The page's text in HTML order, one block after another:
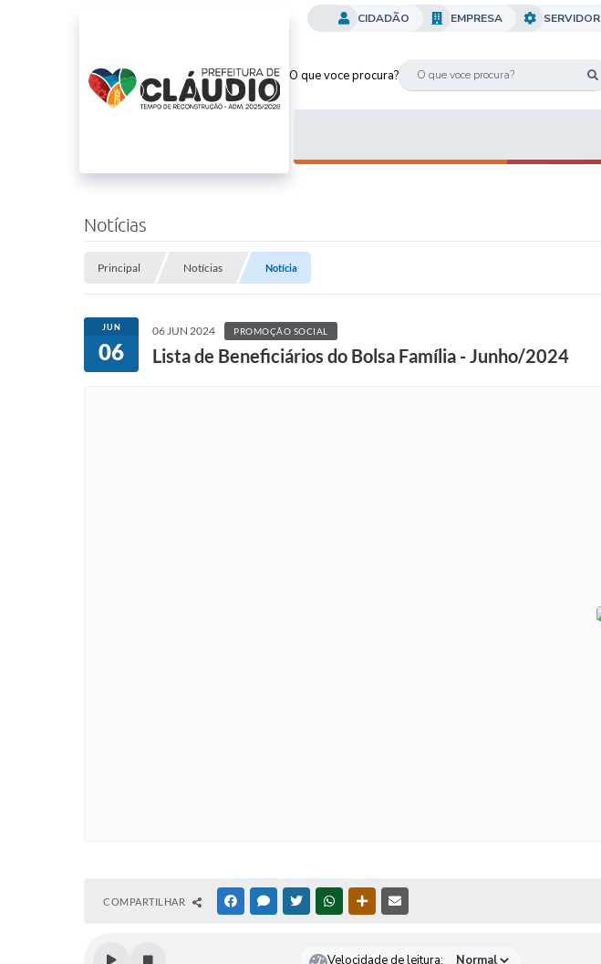
O que voce procura?
CIDADÃO EMPRESA SERVIDOR
Notícias
Principal Notícias Notícia
JUN
06
06 JUN 2024 PROMOÇÃO SOCIAL
Lista de Beneficiários do Bolsa Família - Junho/2024
COMPARTILHAR FACEBOOKMESSENGER
TWITTERWHATSAPPOUTRAS MÍDIAS
Velocidade de leitura: